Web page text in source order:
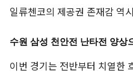
일류첸코의 제공권 존재감 역
수원 삼성 천안전 난타전 양상
이번 경기는 전반부터 치열한